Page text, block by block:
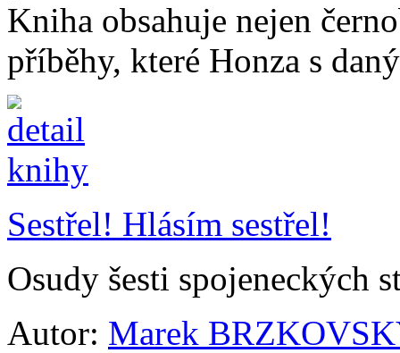
Kniha obsahuje nejen
příběhy, které Honza s
Sestřel! Hlásím sestřel!
Osudy šesti spojeneckých
Autor: Marek